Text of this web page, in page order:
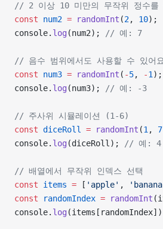
// 2 이상 10 미만의 무작위 정수를
const num2 = randomInt (2, 10);
console. log (num2); // 예: 7
// 음수 범위에서도 사용할 수 있어
const num3 = randomInt ( -5, -1 );
console. log (num3); // 예: -3
// 주사위 시뮬레이션 (1-6)
const diceRoll = randomInt (1 , 7
console. log (diceRoll); // 예: 4
// 배열에서 무작위 인덱스 선택
const items = [ 'apple' ,
const randomIndex = randomInt
console. log